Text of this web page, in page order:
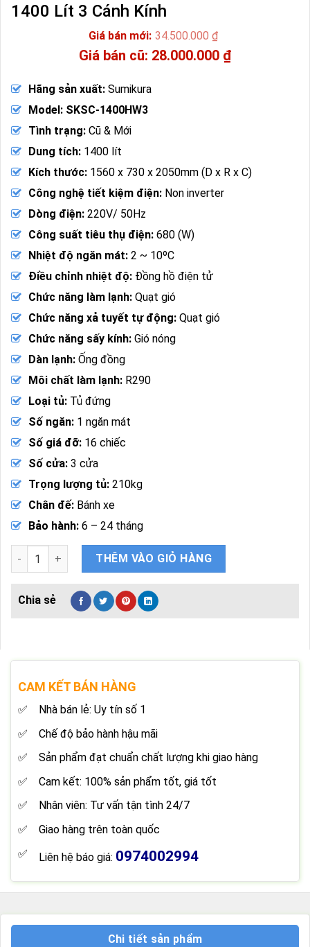
1400 Lít 3 Cánh Kính
34.500.000₫
Giá
28.000.000 ₫
Hãng sản xuất: Sumikura
Model: SKSC-1400HW3
Tình trạng: Cũ & Mới
Dung tích: 1400 lít
Kích thước: 1560 x 730 x 2050mm (D x R x C)
Công nghệ tiết kiệm điện: Non inverter
Dòng điện: 220V/ 50Hz
Công suất tiêu thụ điện: 680 (W)
Nhiệt độ ngăn mát: 2 ~ 10ºC
Điều chỉnh nhiệt độ: Đồng hồ điện tử
Chức năng làm lạnh: Quạt gió
Chức năng xả tuyết tự động: Quạt gió
Chức năng sấy kính: Gió nóng
Dàn lạnh: Ống đồng
Môi chất làm lạnh: R290
Loại tủ: Tủ đứng
Số ngăn: 1 ngăn mát
Số giá đỡ: 16 chiếc
Số cửa: 3 cửa
Trọng lượng tủ: 210kg
Chân đế: Bánh xe
Bảo hành: 6 – 24 tháng
Tủ Mát Sumikura SKSC-1400HW3 1400 Lít 3 Cánh Kính số
THÊM VÀO GIỎ HÀNG
CAM KẾT BÁN HÀNG
Nhà bán lẻ: Uy tín số 1
Chế độ bảo hành hậu mãi
Sản phẩm đạt chuẩn chất lượng khi giao hàng
Cam kết: 100% sản phẩm tốt, giá tốt
Nhân viên: Tư vấn tận tình 24/7
Giao hàng trên toàn quốc
Liên hệ báo giá: 0974002994
Chi tiết sản phẩm